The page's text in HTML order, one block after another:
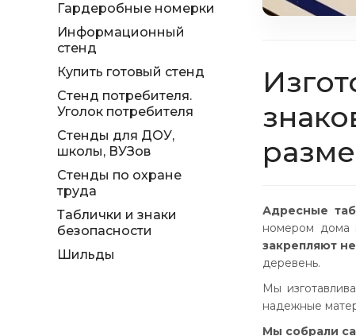
Гардеробные номерки
Информационный
стенд
Купить готовый стенд
Стенд потребителя.
Уголок потребителя
Стенды для ДОУ,
школы, ВУЗов
Стенды по охране
труда
Таблички и знаки
безопасности
Шильды
Адресные
номером дома
закрепляют
деревень.
Мы
надежные
Мы собрали